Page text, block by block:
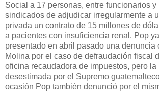
Social a 17 personas, entre funcionarios y
sindicados de adjudicar irregularmente a
privada un contrato de 15 millones de
a pacientes con insuficiencia renal. Pop
presentado en abril pasado una denuncia
Molina por el caso de defraudación fiscal
oficina recaudadora de impuestos, pero la
desestimada por el Supremo
ocasión Pop también denunció por el